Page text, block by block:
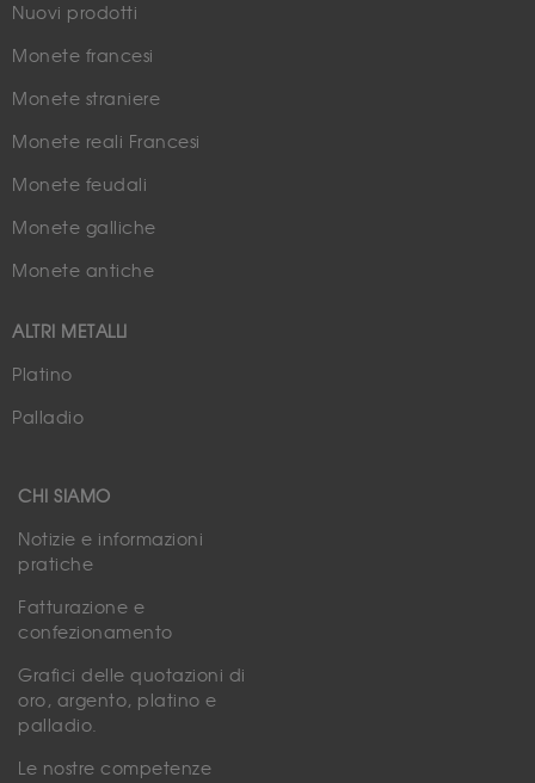
Nuovi prodotti
Monete francesi
Monete straniere
Monete reali Francesi
Monete feudali
Monete galliche
Monete antiche
ALTRI METALLI
Platino
Palladio
CHI SIAMO
Notizie e informazioni
pratiche
Fatturazione e
confezionamento
Grafici delle quotazioni di
oro, argento, platino e
palladio.
Le nostre competenze